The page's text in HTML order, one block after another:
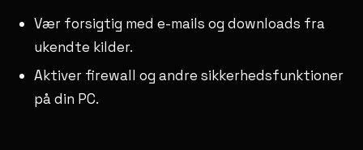
Vær forsigtig med e-mails og downloads fra
ukendte kilder.
Aktiver firewall og andre sikkerhedsfunktioner
på din PC.